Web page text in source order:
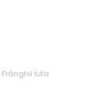
Frânghii Iuta